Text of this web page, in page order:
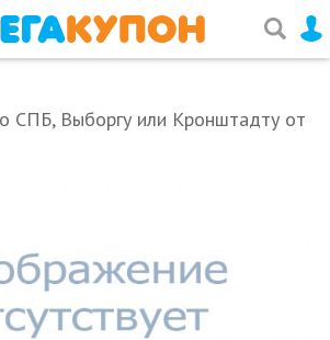
СПБ, Выборгу или Кронштадту от